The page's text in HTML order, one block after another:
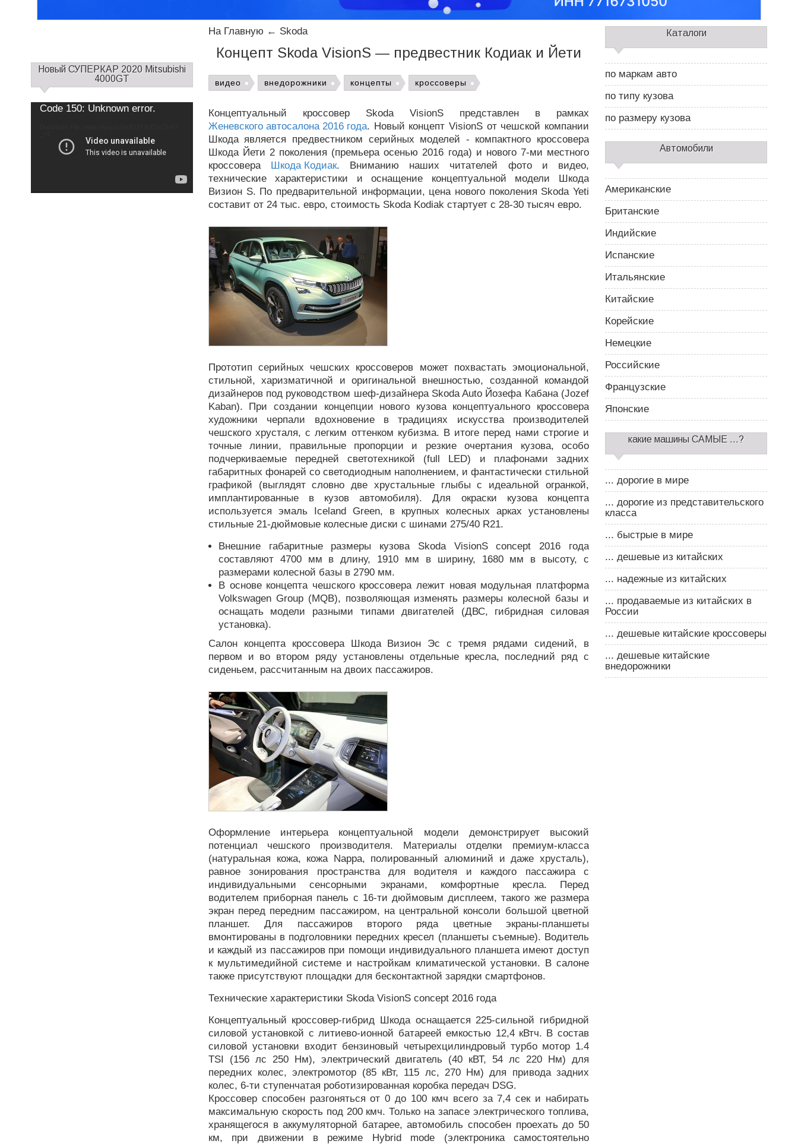
На Главную ← Skoda
Концепт Skoda VisionS — предвестник Кодиак и Йети
видео внедорожники концепты кроссоверы
Концептуальный кроссовер Skoda VisionS представлен в рамках
Женевского автосалона 2016 года. Новый концепт VisionS от чешской компании
Шкода является предвестником серийных моделей - компактного кроссовера
Шкода Йети 2 поколения (премьера осенью 2016 года) и нового 7-ми местного
кроссовера Шкода Кодиак. Вниманию наших читателей фото и видео,
технические характеристики и оснащение концептуальной модели Шкода
Визион S. По предварительной информации, цена нового поколения Skoda Yeti
составит от 24 тыс. евро, стоимость Skoda Kodiak стартует с 28-30 тысяч евро.
Прототип серийных чешских кроссоверов может похвастать эмоциональной,
стильной, харизматичной и оригинальной внешностью, созданной командой
дизайнеров под руководством шеф-дизайнера Skoda Auto Йозефа Кабана (Jozef
Kaban). При создании концепции нового кузова концептуального кроссовера
художники черпали вдохновение в традициях искусства производителей
чешского хрусталя, с легким оттенком кубизма. В итоге перед нами строгие и
точные линии, правильные пропорции и резкие очертания кузова, особо
подчеркиваемые передней светотехникой (full LED) и плафонами задних
габаритных фонарей со светодиодным наполнением, и фантастически стильной
графикой (выглядят словно две хрустальные глыбы с идеальной огранкой,
имплантированные в кузов автомобиля). Для окраски кузова концепта
используется эмаль Iceland Green, в крупных колесных арках установлены
стильные 21-дюймовые колесные диски с шинами 275/40 R21.
Внешние габаритные размеры кузова Skoda VisionS concept 2016 года
составляют 4700 мм в длину, 1910 мм в ширину, 1680 мм в высоту, с
размерами колесной базы в 2790 мм.
В основе концепта чешского кроссовера лежит новая модульная платформа
Volkswagen Group (MQB), позволяющая изменять размеры колесной базы и
оснащать модели разными типами двигателей (ДВС, гибридная силовая
установка).
Салон концепта кроссовера Шкода Визион Эс с тремя рядами сидений, в
первом и во втором ряду установлены отдельные кресла, последний ряд с
сиденьем, рассчитанным на двоих пассажиров.
Оформление интерьера концептуальной модели демонстрирует высокий
потенциал чешского производителя. Материалы отделки премиум-класса
(натуральная кожа, кожа Nappa, полированный алюминий и даже хрусталь),
равное зонирования пространства для водителя и каждого пассажира с
индивидуальными сенсорными экранами, комфортные кресла. Перед
водителем приборная панель с 16-ти дюймовым дисплеем, такого же размера
экран перед передним пассажиром, на центральной консоли большой цветной
планшет. Для пассажиров второго ряда цветные экраны-планшеты
вмонтированы в подголовники передних кресел (планшеты съемные). Водитель
и каждый из пассажиров при помощи индивидуального планшета имеют доступ
к мультимедийной системе и настройкам климатической установки. В салоне
также присутствуют площадки для бесконтактной зарядки смартфонов.
Технические характеристики Skoda VisionS concept 2016 года
Концептуальный кроссовер-гибрид Шкода оснащается 225-сильной гибридной
силовой установкой с литиево-ионной батареей емкостью 12,4 кВтч. В состав
силовой установки входит бензиновый четырехцилиндровый турбо мотор 1.4
TSI (156 лс 250 Нм), электрический двигатель (40 кВТ, 54 лс 220 Нм) для
передних колес, электромотор (85 кВт, 115 лс, 270 Нм) для привода задних
колес, 6-ти ступенчатая роботизированная коробка передач DSG.
Кроссовер способен разгоняться от 0 до 100 кмч всего за 7,4 сек и набирать
максимальную скорость под 200 кмч. Только на запасе электрического топлива,
хранящегося в аккумуляторной батарее, автомобиль способен проехать до 50
км, при движении в режиме Hybrid mode (электроника самостоятельно
С
й
д
Новый СУПЕРКАР 2020 Mitsubishi
4000GT
Video
Code 150: Unknown error.Use
Up/Down
or
decrease
volume.
д
б
а
р
2
Каталоги
по маркам авто
по типу кузова
по размеру кузова
Автомобили
Американские
Британские
Индийские
Испанские
Итальянские
Китайские
Корейские
Немецкие
Российские
Французские
Японские
какие машины САМЫЕ ...?
... дорогие в мире
... дорогие из представительского
класса
... быстрые в мире
... дешевые из китайских
... надежные из китайских
... продаваемые из китайских в
России
... дешевые китайские кроссоверы
... дешевые китайские
внедорожники